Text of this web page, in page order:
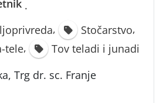
·
, Stočarstvo,
tele,
Tov teladi i junadi
Trg dr. sc. Franje